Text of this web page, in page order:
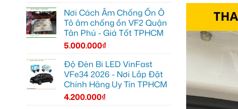
Nơi Cách Âm Chống Ồn Ô
Tô âm chống ồn VF2 Quận
Tân Phú - Giá Tốt TPHCM
5.000.000₫
Độ Đèn Bi LED VinFast
VFe34 2026 - Nơi Lắp Đặt
Chính Hãng Uy Tín TPHCM
4.200.000₫